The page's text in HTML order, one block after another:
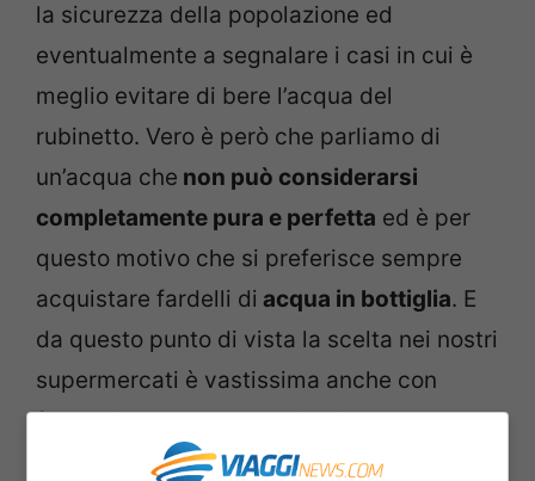
la sicurezza della popolazione ed
eventualmente a segnalare i casi in cui è
meglio evitare di bere l’acqua del
rubinetto. Vero è però che parliamo di
un’acqua che non può considerarsi
completamente pura e perfetta ed è per
questo motivo che si preferisce sempre
acquistare fardelli di acqua in bottiglia. E
da questo punto di vista la scelta nei nostri
supermercati è vastissima anche con
fasce di prezzo che oggi variano tanto.